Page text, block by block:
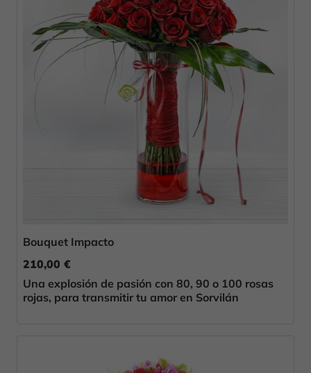
Bouquet Impacto
210,00 €
Una explosión de pasión con 80, 90 o 100 rosas
rojas, para transmitir tu amor en Sorvilán